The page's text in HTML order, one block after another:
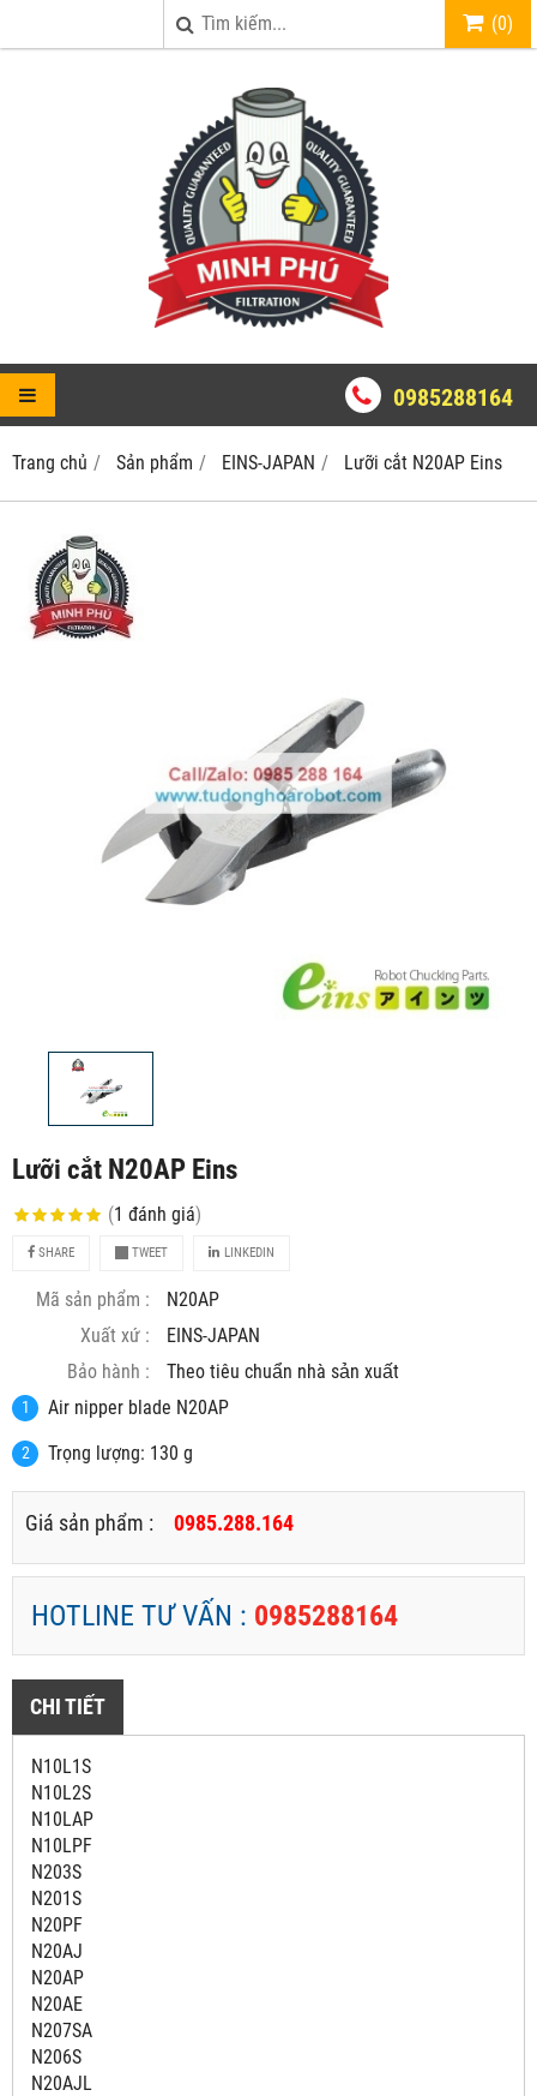
(0)
0985288164
Trang chủ Sản phẩm EINS-JAPAN Lưỡi cắt N20AP Eins
Lưỡi cắt N20AP Eins
(1 đánh giá)
SHARE TWEET LINKEDIN
Mã sản phẩm :
N20AP
Xuất xứ :
EINS-JAPAN
Bảo hành :
Theo tiêu chuẩn nhà sản xuất
Air nipper blade N20AP
Trọng lượng: 130 g
Giá sản phẩm : 0985.288.164
HOTLINE TƯ VẤN : 0985288164
CHI TIẾT
N10L1S
N10L2S
N10LAP
N10LPF
N203S
N201S
N20PF
N20AJ
N20AP
N20AE
N207SA
N206S
N20AJL